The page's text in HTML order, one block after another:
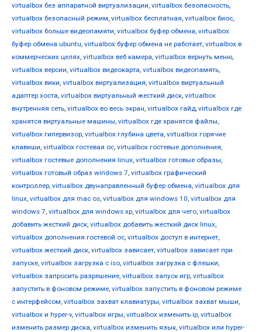
virtualbox без аппаратной виртуализации, virtualbox безопасность,
virtualbox безопасный режим, virtualbox бесплатная, virtualbox биос,
virtualbox больше видеопамяти, virtualbox буфер обмена, virtualbox
буфер обмена ubuntu, virtualbox буфер обмена не работает, virtualbox в
коммерческих целях, virtualbox веб камера, virtualbox вернуть меню,
virtualbox версии, virtualbox видеокарта, virtualbox видеопамять,
virtualbox вики, virtualbox виртуализация, virtualbox виртуальный
адаптер хоста, virtualbox виртуальный жесткий диск, virtualbox
внутренняя сеть, virtualbox во весь экран, virtualbox гайд, virtualbox где
хранятся виртуальные машины, virtualbox где хранятся файлы,
virtualbox гипервизор, virtualbox глубина цвета, virtualbox горячие
клавиши, virtualbox гостевая ос, virtualbox гостевые дополнения,
virtualbox гостевые дополнения linux, virtualbox готовые образы,
virtualbox готовый образ windows 7, virtualbox графический
контроллер, virtualbox двунаправленный буфер обмена, virtualbox для
linux, virtualbox для mac os, virtualbox для windows 10, virtualbox для
windows 7, virtualbox для windows xp, virtualbox для чего, virtualbox
добавить жесткий диск, virtualbox добавить жесткий диск linux,
virtualbox дополнения гостевой ос, virtualbox доступ в интернет,
virtualbox жесткий диск, virtualbox зависает, virtualbox зависает при
запуске, virtualbox загрузка с iso, virtualbox загрузка с флешки,
virtualbox запросить разрешение, virtualbox запуск игр, virtualbox
запустить в фоновом режиме, virtualbox запустить в фоновом режиме
с интерфейсом, virtualbox захват клавиатуры, virtualbox захват мыши,
virtualbox и hyper-v, virtualbox игры, virtualbox изменить ip, virtualbox
изменить размер диска, virtualbox изменить язык, virtualbox или hyper-